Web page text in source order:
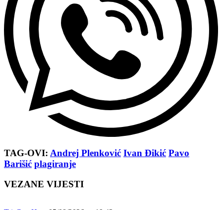
TAG-OVI: Andrej Plenković Ivan Đikić Pavo
Barišić plagiranje
VEZANE VIJESTI